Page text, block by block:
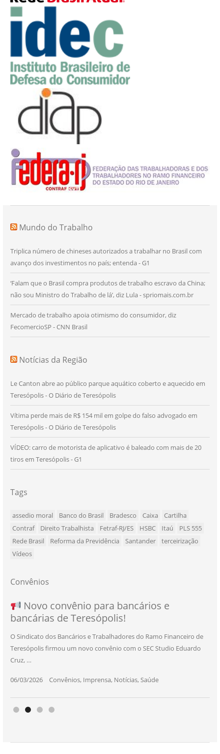
Mundo do Trabalho
Triplica número de chineses autorizados a trabalhar no Brasil com
avanço dos investimentos no país; entenda - G1
‘Falam que o Brasil compra produtos de trabalho escravo da China;
não sou Ministro do Trabalho de lá’, diz Lula - spriomais.com.br
Mercado de trabalho apoia otimismo do consumidor, diz
FecomercioSP - CNN Brasil
Notícias da Região
Le Canton abre ao público parque aquático coberto e aquecido em
Teresópolis - O Diário de Teresópolis
Vítima perde mais de R$ 154 mil em golpe do falso advogado em
Teresópolis - O Diário de Teresópolis
VÍDEO: carro de motorista de aplicativo é baleado com mais de 20
tiros em Teresópolis - G1
Tags
assedio moral Banco do Brasil Bradesco Caixa
Cartilha
Contraf
Direito Trabalhista Fetraf-RJ/ES HSBC Itaú
PLS 555
Rede Brasil
Reforma da Previdência Santander
terceirização
Vídeos
Convênios
SEU NOVO BENEFÍCIO CHEGOU
Novo convênio para bancários e
bancárias de Teresópolis!
O Sindicato dos Bancários e Trabalhadores do Ramo Financeiro de
Teresópolis firmou um novo convênio com o SEC Studio Eduardo
Cruz, …
06/03/2026| Convênios, Imprensa, Notícias,Saúde
NOVO CONVÊNIO PARA VOCÊ, BANCÁRIO
E BANCÁRIA!
25/11/2025| Convênios, Imprensa, Notícias,Saúde
Convênio com a Rede de Ensino Técnico e
Centro de Qualificação Técnica